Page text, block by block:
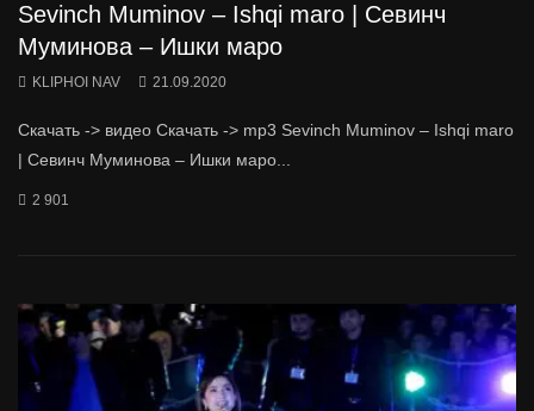
Sevinch Muminov – Ishqi maro | Севинч
Муминова – Ишки маро
KLIPHOI NAV 21.09.2020
Скачать -> видео Скачать -> mp3 Sevinch Muminov – Ishqi maro
| Севинч Муминова – Ишки маро...
2 901